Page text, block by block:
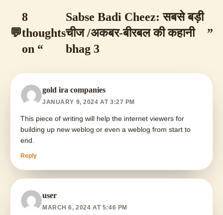
💬
8
thoughts
on “
Sabse Badi Cheez: सबसे बड़ी
चीज /अकबर-बीरबल की कहानी
bhag 3
”
gold ira companies
JANUARY 9, 2024 AT 3:27 PM
This piece of writing will help the internet viewers for
building up new weblog or even a weblog from start to
end.
Reply
user
MARCH 6, 2024 AT 5:46 PM